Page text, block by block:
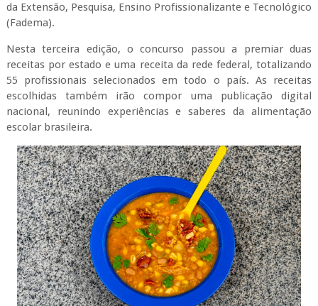
da Extensão, Pesquisa, Ensino Profissionalizante e Tecnológico
(Fadema).
Nesta terceira edição, o concurso passou a premiar duas
receitas por estado e uma receita da rede federal, totalizando
55 profissionais selecionados em todo o país. As receitas
escolhidas também irão compor uma publicação digital
nacional, reunindo experiências e saberes da alimentação
escolar brasileira.